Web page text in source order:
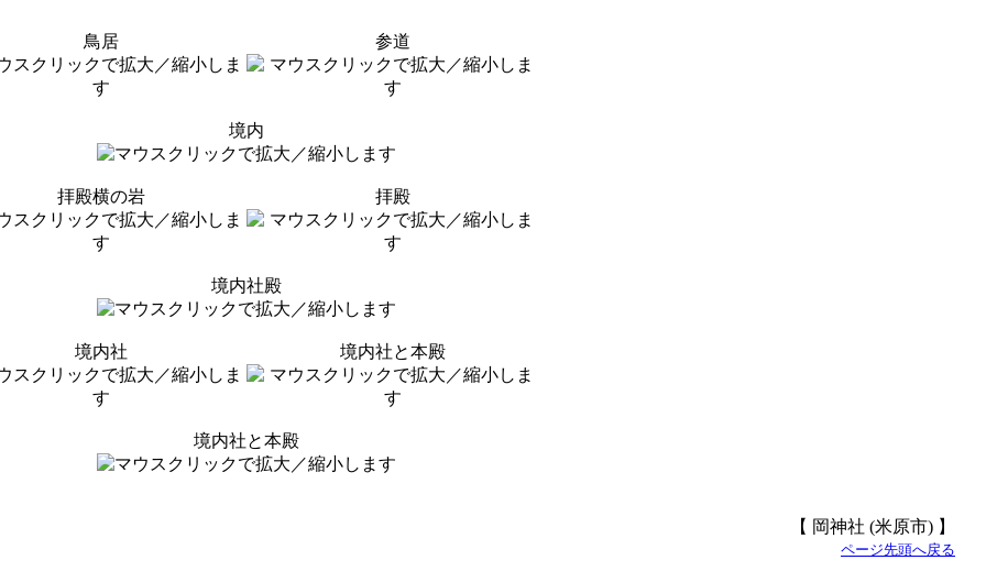
鳥居 参道
境内
拝殿横の岩 拝殿
境内社殿
境内社 境内社と本殿
境内社と本殿
【 岡神社 (米原市) 】
ページ先頭へ戻る